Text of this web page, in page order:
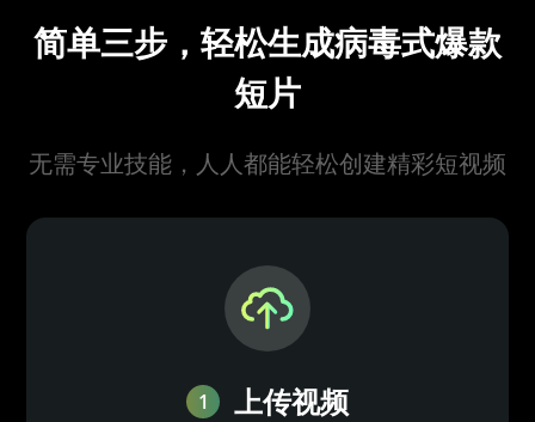
简单三步，轻松生成病毒式爆款
短片
无需专业技能，人人都能轻松创建精彩短视频
1 上传视频